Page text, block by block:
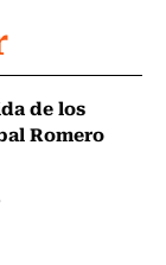
de los
Romero